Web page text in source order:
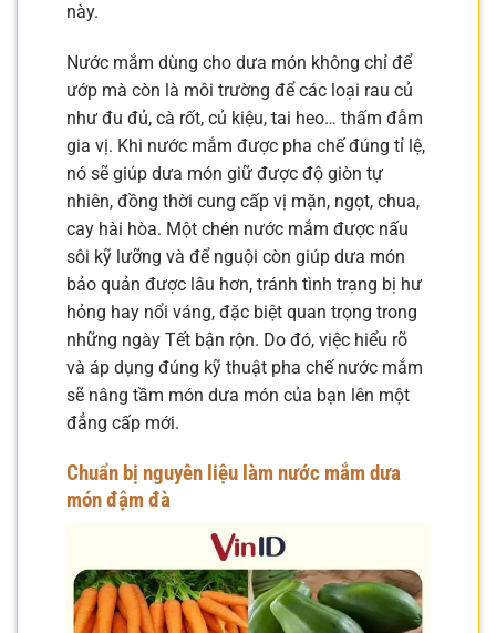
này.
Nước mắm dùng cho dưa món không chỉ để
ướp mà còn là môi trường để các loại rau củ
như đu đủ, cà rốt, củ kiệu, tai heo… thấm đẫm
gia vị. Khi nước mắm được pha chế đúng tỉ lệ,
nó sẽ giúp dưa món giữ được độ giòn tự
nhiên, đồng thời cung cấp vị mặn, ngọt, chua,
cay hài hòa. Một chén nước mắm được nấu
sôi kỹ lưỡng và để nguội còn giúp dưa món
bảo quản được lâu hơn, tránh tình trạng bị hư
hỏng hay nổi váng, đặc biệt quan trọng trong
những ngày Tết bận rộn. Do đó, việc hiểu rõ
và áp dụng đúng kỹ thuật pha chế nước mắm
sẽ nâng tầm món dưa món của bạn lên một
đẳng cấp mới.
Chuẩn bị nguyên liệu làm nước mắm dưa
món đậm đà